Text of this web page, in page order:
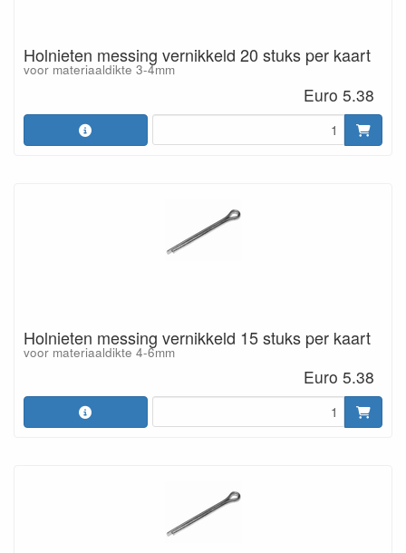
Holnieten messing vernikkeld 20 stuks per kaart
voor materiaaldikte 3-4mm
Euro 5.38
Holnieten messing vernikkeld 15 stuks per kaart
voor materiaaldikte 4-6mm
Euro 5.38